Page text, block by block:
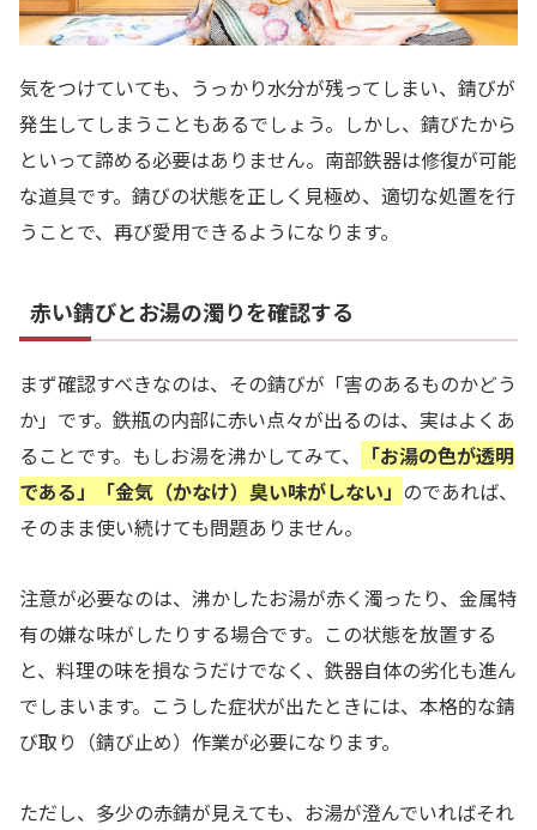
気をつけていても、うっかり水分が残ってしまい、錆びが
発生してしまうこともあるでしょう。しかし、錆びたから
といって諦める必要はありません。南部鉄器は修復が可能
な道具です。錆びの状態を正しく見極め、適切な処置を行
うことで、再び愛用できるようになります。
赤い錆びとお湯の濁りを確認する
まず確認すべきなのは、その錆びが「害のあるものかどう
か」です。鉄瓶の内部に赤い点々が出るのは、実はよくあ
ることです。もしお湯を沸かしてみて、
「お湯の色が透明
である」「金気（かなけ）臭い味がしない」 のであれば、
そのまま使い続けても問題ありません。
注意が必要なのは、沸かしたお湯が赤く濁ったり、金属特
有の嫌な味がしたりする場合です。この状態を放置する
と、料理の味を損なうだけでなく、鉄器自体の劣化も進ん
でしまいます。こうした症状が出たときには、本格的な錆
び取り（錆び止め）作業が必要になります。
ただし、多少の赤錆が見えても、お湯が澄んでいればそれ